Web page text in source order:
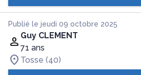
Publié le jeudi 09 octobre 2025
Guy CLEMENT
71 ans
Tosse (40)